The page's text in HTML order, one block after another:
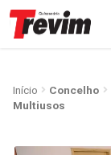
Início Concelho
Multiusos